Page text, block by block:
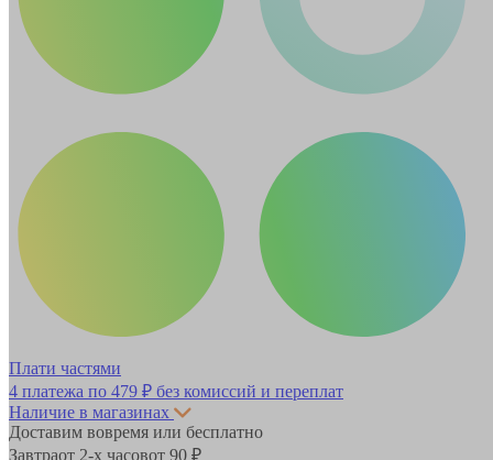
Плати частями
4 платежа по 479 ₽ без комиссий и переплат
Наличие в магазинах
Доставим вовремя или бесплатно
Завтраот 2-х часовот 90 ₽